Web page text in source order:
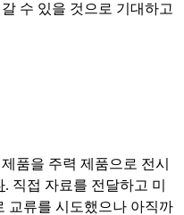
수 있을 것으로 기대하고
품을 주력 제품으로 전시
. 직접 자료를 전달하고 미
교류를 시도했으나 아직까